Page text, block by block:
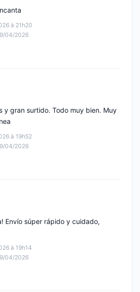
à 21h20
04/2026
à 19h52
04/2026
y gran surtido. Todo muy bien. Muy
à 19h14
04/2026
Envío súper rápido y cuidado,